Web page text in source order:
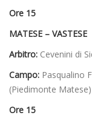
Ore 15
MATESE – VASTESE
Arbitro: Cevenini di
Campo: Pasqualino
(Piedimonte Matese)
Ore 15